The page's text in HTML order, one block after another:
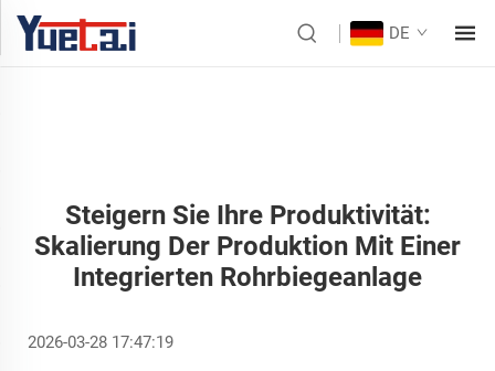
DE
Steigern Sie Ihre Produktivität:
Skalierung Der Produktion Mit Einer
Integrierten Rohrbiegeanlage
2026-03-28 17:47:19